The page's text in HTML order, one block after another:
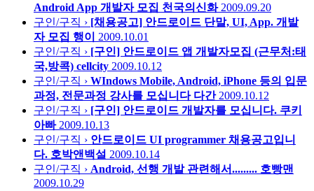
Android App 개발자 모집 천국의신화 2009.09.20
구인/구직 › [채용공고] 안드로이드 단말, UI, App. 개발
자 모집 행이
2009.10.01
구인/구직 › [구인] 안드로이드 앱 개발자모집 (근무처:태
국,방콕) cellcity 2009.10.12
구인/구직 › WIndows Mobile, Android, iPhone 등의 입문
과정, 전문과정 강사를 모십니다 다간 2009.10.12
구인/구직 › [구인] 안드로이드 개발자를 모십니다. 쿠키
아빠 2009.10.13
구인/구직 › 안드로이드 UI programmer 채용공고입니
다. 호박앤백설 2009.10.14
구인/구직 › Android, 선행 개발 관련해서......... 호빵맨
2009.10.29